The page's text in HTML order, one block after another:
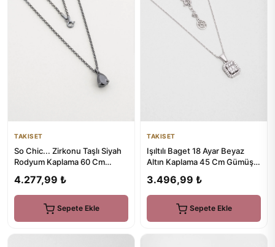
TAKISET
So Chic... Zirkonu Taşlı Siyah
Rodyum Kaplama 60 Cm
4.277,99 ₺
Sepete Ekle
TAKISET
Işıltılı Baget 18 Ayar Beyaz
Altın Kaplama 45 Cm Gümüş
3.496,99 ₺
Sepete Ekle